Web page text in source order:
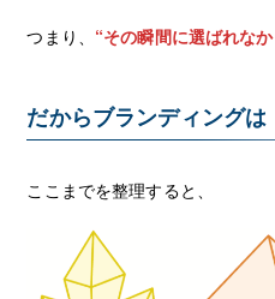
つまり、 “その瞬間に選ばれな
だからブランディングは
ここまでを整理すると、